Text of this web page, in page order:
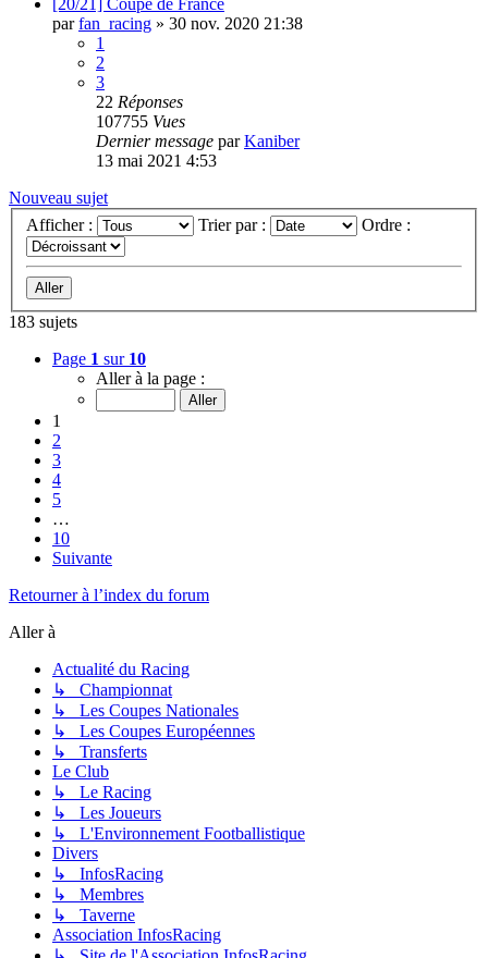
parfan_racing » 30 nov. 2020 21:38
1
2
3
22 Réponses
107755 Vues
Dernier message parKaniber
13 mai 2021 4:53
Nouveau sujet
Afficher :
Trier par : Ordre :
183 sujets
Page 1 sur 10
Aller à la page :
1
2
3
4
5
…
10
Suivante
Retourner à l’index du forum
Aller à
Actualité du Racing
↳ Championnat
↳ Les Coupes Nationales
↳ Les Coupes Européennes
↳ Transferts
Le Club
↳ Le Racing
↳ Les Joueurs
↳ L'Environnement Footballistique
Divers
↳ InfosRacing
↳ Membres
↳ Taverne
Association InfosRacing